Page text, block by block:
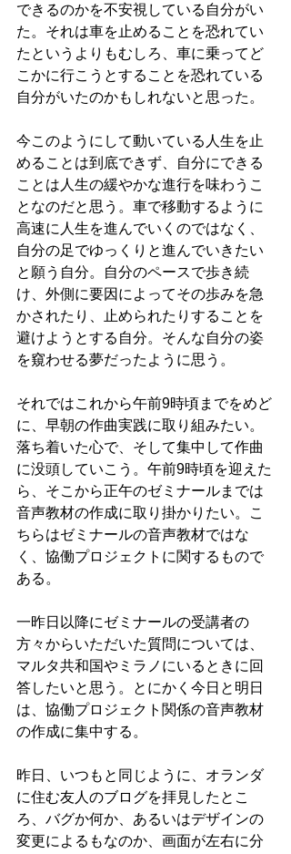
できるのかを不安視している自分がい
た。それは車を止めることを恐れてい
たというよりもむしろ、車に乗ってど
こかに行こうとすることを恐れている
自分がいたのかもしれないと思った。
今このようにして動いている人生を止
めることは到底できず、自分にできる
ことは人生の緩やかな進行を味わうこ
となのだと思う。車で移動するように
高速に人生を進んでいくのではなく、
自分の足でゆっくりと進んでいきたい
と願う自分。自分のペースで歩き続
け、外側に要因によってその歩みを急
かされたり、止められたりすることを
避けようとする自分。そんな自分の姿
を窺わせる夢だったように思う。
それではこれから午前9時頃までをめど
に、早朝の作曲実践に取り組みたい。
落ち着いた心で、そして集中して作曲
に没頭していこう。午前9時頃を迎えた
ら、そこから正午のゼミナールまでは
音声教材の作成に取り掛かりたい。こ
ちらはゼミナールの音声教材ではな
く、協働プロジェクトに関するもので
ある。
一昨日以降にゼミナールの受講者の
方々からいただいた質問については、
マルタ共和国やミラノにいるときに回
答したいと思う。とにかく今日と明日
は、協働プロジェクト関係の音声教材
の作成に集中する。
昨日、いつもと同じように、オランダ
に住む友人のブログを拝見したとこ
ろ、バグか何か、あるいはデザインの
変更によるもなのか、画面が左右に分